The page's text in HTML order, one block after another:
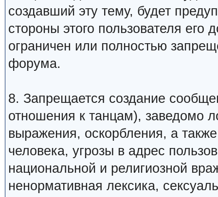
создавший эту тему, будет
стороны этого пользователя
ограничен или полностью
форума.
8. Запрещается создание
отношения к танцам), заведомо
выражения, оскорбления, а
человека, угрозы в адрес
национальной и религиозной
ненормативная лексика,